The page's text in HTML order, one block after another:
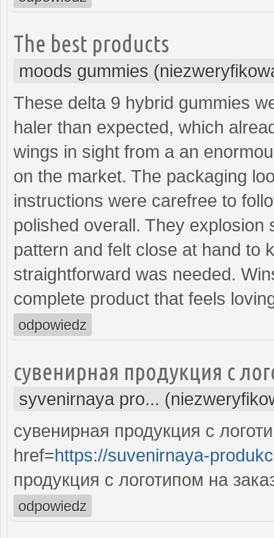
The best products
moods gummies
These delta 9 hybrid gummies
haler than expected, which
wings in sight from a an
on the market. The packaging
instructions were carefree to
polished overall. They
pattern and felt close at hand to
straightforward was needed.
complete product that feels
odpowiedz
сувенирная продукция с
syvenirnaya pro...
сувенирная продукция с
href=https://suvenirnaya-
продукция с логотипом на
odpowiedz